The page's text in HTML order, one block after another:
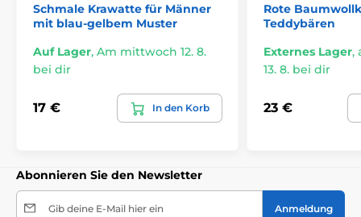
Schmale Krawatte für Männer
mit blau-gelbem Muster
Auf Lager, Am mittwoch 12. 8.
bei dir
17 € In den Korb
Rote
Teddybären
Externes Lager,
13. 8. bei dir
23 €
Abonnieren Sie den Newsletter
Gib deine E-Mail hier ein Anmeldung